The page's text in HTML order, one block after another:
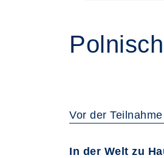
Polnisch
Vor der
In der Welt zu